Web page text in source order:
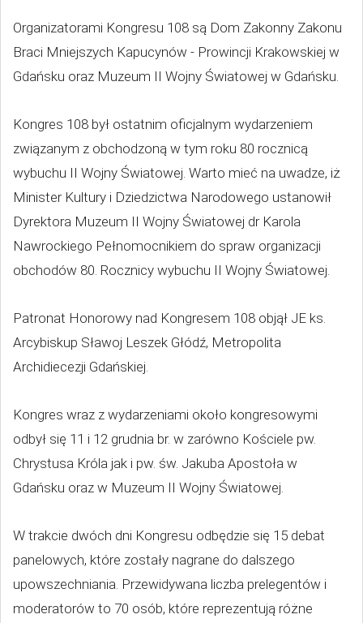
Organizatorami Kongresu 108 są Dom Zakonny Zakonu
Braci Mniejszych Kapucynów - Prowincji Krakowskiej w
Gdańsku oraz Muzeum II Wojny Światowej w Gdańsku.
Kongres 108 był ostatnim oficjalnym wydarzeniem
związanym z obchodzoną w tym roku 80 rocznicą
wybuchu II Wojny Światowej. Warto mieć na uwadze, iż
Minister Kultury i Dziedzictwa Narodowego ustanowił
Dyrektora Muzeum II Wojny Światowej dr Karola
Nawrockiego Pełnomocnikiem do spraw organizacji
obchodów 80. Rocznicy wybuchu II Wojny Światowej.
Patronat Honorowy nad Kongresem 108 objął JE ks.
Arcybiskup Sławoj Leszek Głódź, Metropolita
Archidiecezji Gdańskiej.
Kongres wraz z wydarzeniami około kongresowymi
odbył się 11 i 12 grudnia br. w zarówno Kościele pw.
Chrystusa Króla jak i pw. św. Jakuba Apostoła w
Gdańsku oraz w Muzeum II Wojny Światowej.
W trakcie dwóch dni Kongresu odbędzie się 15 debat
panelowych, które zostały nagrane do dalszego
upowszechniania. Przewidywana liczba prelegentów i
moderatorów to 70 osób, które reprezentują różne